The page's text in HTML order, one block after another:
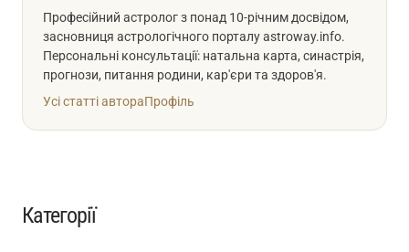
Професійний астролог з понад 10-річним досвідом,
засновниця астрологічного порталу astroway.info.
Персональні консультації: натальна карта, синастрія,
прогнози, питання родини, кар'єри та здоров'я.
Усі статті автораПрофіль
Категорії